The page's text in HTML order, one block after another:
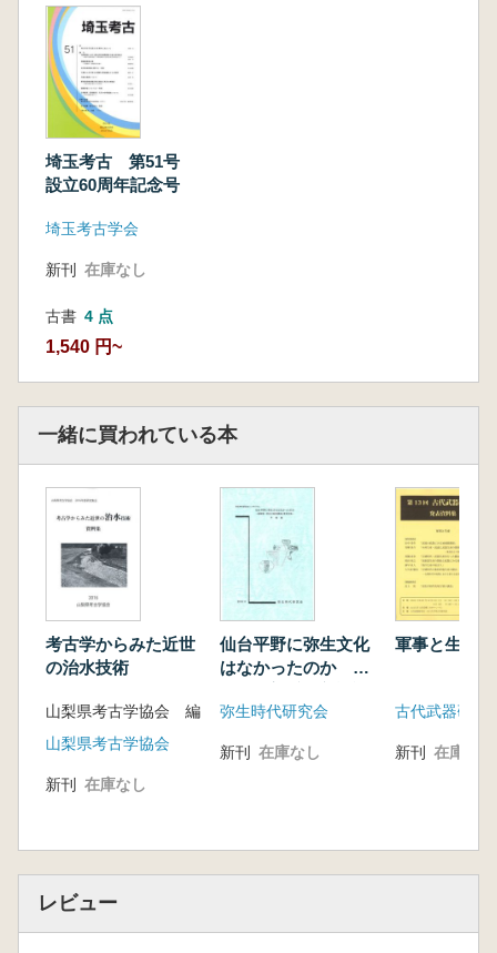
吉田義和「「鎌倉街道上道」と丘陵の中世遺
跡 ～小川町日向遺跡周辺～」
佐藤春生「鎌倉街道上道と渡河点周辺の中世遺
跡～毛呂山町堂山下遺跡と苦林宿周辺
野澤 均「羽根倉道を探る」
黒済和彦「「鎌倉街道中道」と中世遺跡～里字
屋敷添遺跡群・三ツ和遺跡周辺～」
と下津宿の景観復元」
別紙:宮瀧交二編 「鎌倉街道」関係文献目録
埼玉考古 第51号
設立60周年記念号
埼玉考古学会
新刊 在庫なし
古書 4 点
1,540 円~
一緒に買われている本
考古学からみた近世
の治水技術
山梨県考古学協会 編
山梨県考古学協会
新刊 在庫なし
仙台平野に弥生文化
はなかったのか 藤
演と意見交換 予稿
弥生時代研究会
新刊 在庫なし
軍事と生産
新刊 在庫なし
レビュー